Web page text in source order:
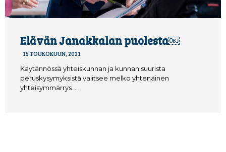
Elävän Janakkalan puolesta￼
15 TOUKOKUUN, 2021
Käytännössä yhteiskunnan ja kunnan suurista
peruskysymyksistä valitsee melko yhtenäinen
yhteisymmärrys …